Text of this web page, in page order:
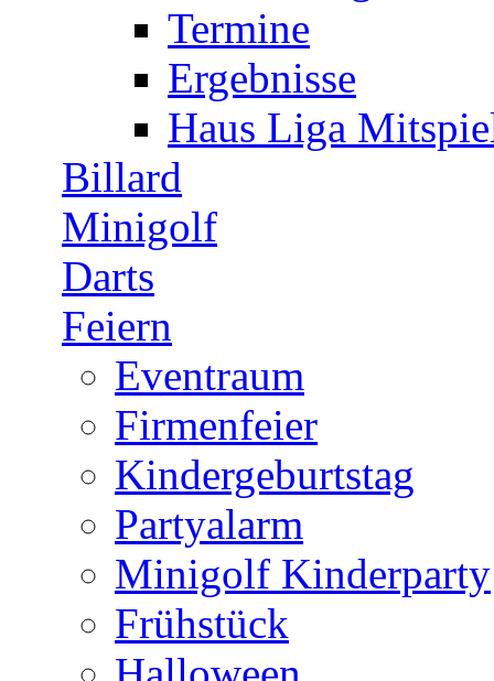
Termine
Ergebnisse
Haus Liga
Billard
Minigolf
Darts
Feiern
Eventraum
Firmenfeier
Kindergeburtstag
Partyalarm
Minigolf Kinderparty
Frühstück